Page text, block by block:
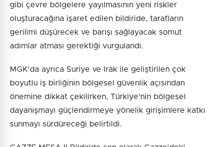
gibi çevre bölgelere yayılmasının yeni riskler
oluşturacağına işaret edilen bildiride, tarafların
gerilimi düşürecek ve barışı sağlayacak somut
adımlar atması gerektiği vurgulandı.
MGK'da ayrıca Suriye ve Irak ile geliştirilen çok
boyutlu iş birliğinin bölgesel güvenlik açısından
önemine dikkat çekilirken, Türkiye'nin bölgesel
dayanışmayı güçlendirmeye yönelik girişimlere katkı
sunmayı sürdüreceği belirtildi.